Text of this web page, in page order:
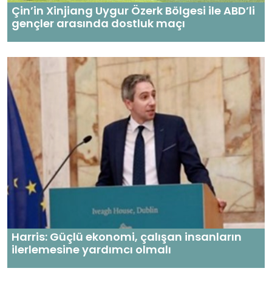
Çin’in Xinjiang Uygur Özerk Bölgesi ile ABD’li
gençler arasında dostluk maçı
Harris: Güçlü ekonomi, çalışan insanların
ilerlemesine yardımcı olmalı